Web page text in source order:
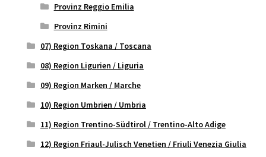
Provinz Reggio Emilia
Provinz Rimini
07) Region Toskana / Toscana
08) Region Ligurien / Liguria
09) Region Marken / Marche
10) Region Umbrien / Umbria
11) Region Trentino-Südtirol / Trentino-Alto Adige
12) Region Friaul-Julisch Venetien / Friuli Venezia Giulia